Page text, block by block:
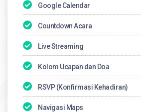
Google Calendar
Countdown Acara
Live Streaming
Kolom Ucapan dan Doa
RSVP (Konfirmasi Kehadiran)
Navigasi Maps